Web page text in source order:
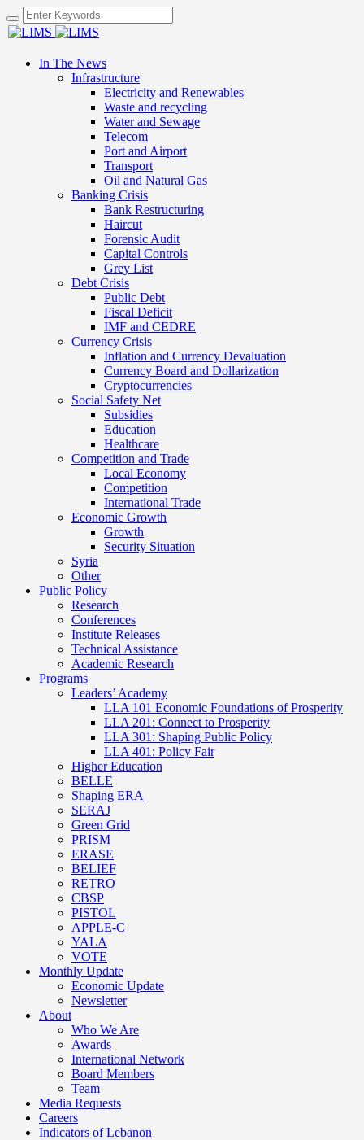
In The News
Infrastructure
Electricity and Renewables
Waste and recycling
Water and Sewage
Telecom
Port and Airport
Transport
Oil and Natural Gas
Banking Crisis
Bank Restructuring
Haircut
Forensic Audit
Capital Controls
Grey List
Debt Crisis
Public Debt
Fiscal Deficit
IMF and CEDRE
Currency Crisis
Inflation and Currency Devaluation
Currency Board and Dollarization
Cryptocurrencies
Social Safety Net
Subsidies
Education
Healthcare
Competition and Trade
Local Economy
Competition
International Trade
Economic Growth
Growth
Security Situation
Syria
Other
Public Policy
Research
Conferences
Institute Releases
Technical Assistance
Academic Research
Programs
Leaders’ Academy
LLA 101 Economic Foundations of Prosperity
LLA 201: Connect to Prosperity
LLA 301: Shaping Public Policy
LLA 401: Policy Fair
Higher Education
BELLE
Shaping ERA
SERAJ
Green Grid
PRISM
ERASE
BELIEF
RETRO
CBSP
PISTOL
APPLE-C
YALA
VOTE
Monthly Update
Economic Update
Newsletter
About
Who We Are
Awards
International Network
Board Members
Team
Media Requests
Careers
Indicators of Lebanon